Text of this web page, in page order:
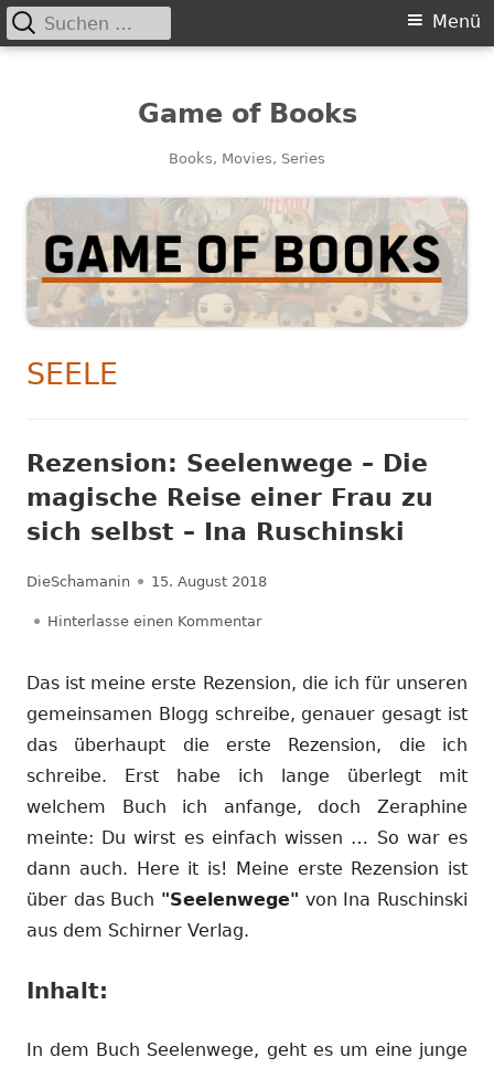
Game of Books
Books, Movies, Series
Primäres
Menü
Suchen
nach:
SCHLAGWORT:
SEELE
Rezension: Seelenwege – Die
magische Reise einer Frau zu
sich selbst – Ina Ruschinski
Autor
DieSchamanin Veröffentlicht
am
15. August 2018
Hinterlasse einen Kommentarzu Rezension: Seelenwege –
Das ist meine erste Rezension, die ich für unseren
gemeinsamen Blogg schreibe, genauer gesagt ist
das überhaupt die erste Rezension, die ich
schreibe. Erst habe ich lange überlegt mit
welchem Buch ich anfange, doch Zeraphine
meinte: Du wirst es einfach wissen … So war es
dann auch. Here it is! Meine erste Rezension ist
über das Buch "Seelenwege" von Ina Ruschinski
aus dem Schirner Verlag.
Inhalt:
In dem Buch Seelenwege, geht es um eine junge